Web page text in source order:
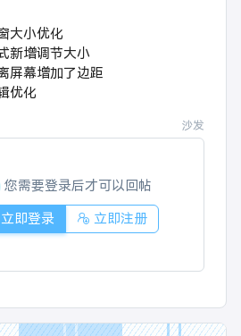
大小优化
新增调节大小
屏幕增加了边距
优化
沙发
您需要登录后才可以回帖
立即登录
立即注册